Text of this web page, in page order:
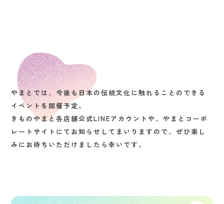
やまとでは、今後も日本の伝統文化に触れることのできる
イベントを開催予定。
きものやまと各店舗公式LINEアカウントや、やまとコーポ
レートサイトにてお知らせしてまいりますので、ぜひ楽し
みにお待ちいただけましたら幸いです。